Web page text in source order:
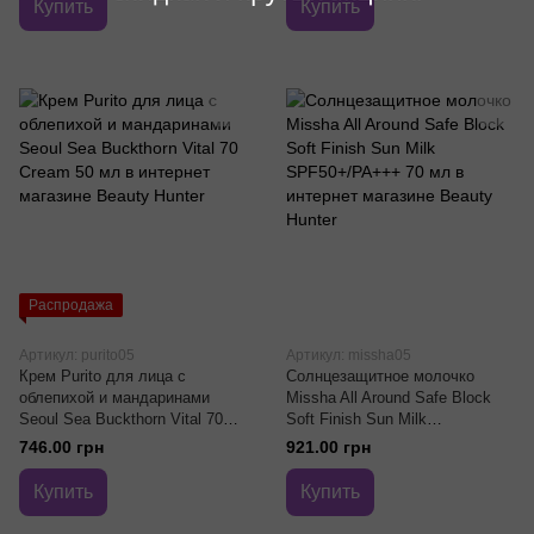
Купить Купить
Распродажа
Артикул: purito05
Крем Purito для лица с
облепихой и мандаринами
Seoul Sea Buckthorn Vital 70
Cream 50 мл
746.00 грн
Купить
Артикул: missha05
Солнцезащитное молочко
Missha All Around Safe Block
Soft Finish Sun Milk
SPF50+/PA+++ 70 мл
921.00 грн
Купить